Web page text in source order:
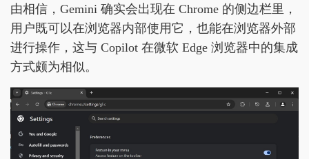
由相信，Gemini 确实会出现在 Chrome 的侧边栏里，
用户既可以在浏览器内部使用它，也能在浏览器外部
进行操作，这与 Copilot 在微软 Edge 浏览器中的集成
方式颇为相似。